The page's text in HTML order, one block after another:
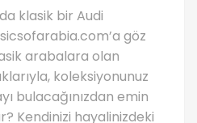
klasik bir Audi
göz
arabalara olan
koleksiyonunuz
bulacağınızdan emin
Kendinizi hayalinizdeki